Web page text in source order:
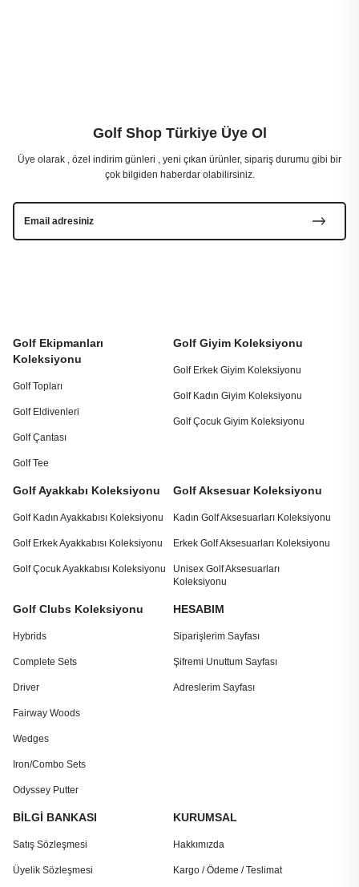
Golf Ekipmanları
Koleksiyonu
Golf Topları
Golf Eldivenleri
Golf Çantası
Golf Tee
Golf Giyim Koleksiyonu
Golf Erkek Giyim Koleksiyonu
Golf Kadın Giyim Koleksiyonu
Golf Çocuk Giyim Koleksiyonu
Golf Ayakkabı Koleksiyonu
Golf Kadın Ayakkabısı Koleksiyonu
Golf Erkek Ayakkabısı Koleksiyonu
Golf Çocuk Ayakkabısı Koleksiyonu
Golf Aksesuar Koleksiyonu
Kadın Golf Aksesuarları Koleksiyonu
Erkek Golf Aksesuarları Koleksiyonu
Unisex Golf Aksesuarları
Koleksiyonu
Golf Clubs Koleksiyonu
Hybrids
Complete Sets
Driver
Fairway Woods
Wedges
Iron/Combo Sets
Odyssey Putter
HESABIM
Siparişlerim Sayfası
Şifremi Unuttum Sayfası
Adreslerim Sayfası
BİLGİ BANKASI
Satış Sözleşmesi
Üyelik Sözleşmesi
KURUMSAL
Hakkımızda
Kargo / Ödeme / Teslimat
Golf Shop Türkiye Üye Ol
Üye olarak , özel indirim günleri , yeni çıkan ürünler, sipariş durumu gibi bir
çok bilgiden haberdar olabilirsiniz.